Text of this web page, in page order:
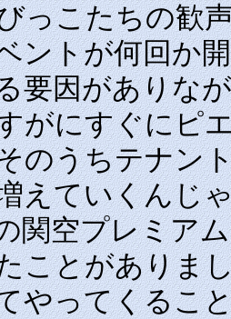
っこたちの歓
ントが何回か
要因がありな
がにすぐにピ
のうちテナン
えていくんじ
関空プレミア
ことがありま
やってくるこ